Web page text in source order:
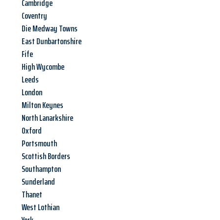
Cambridge
Coventry
Die Medway Towns
East Dunbartonshire
Fife
High Wycombe
Leeds
London
Milton Keynes
North Lanarkshire
Oxford
Portsmouth
Scottish Borders
Southampton
Sunderland
Thanet
West Lothian